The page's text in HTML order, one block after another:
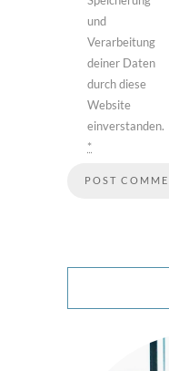
und
Verarbeitung
deiner Daten
durch diese
Website
einverstanden.
*